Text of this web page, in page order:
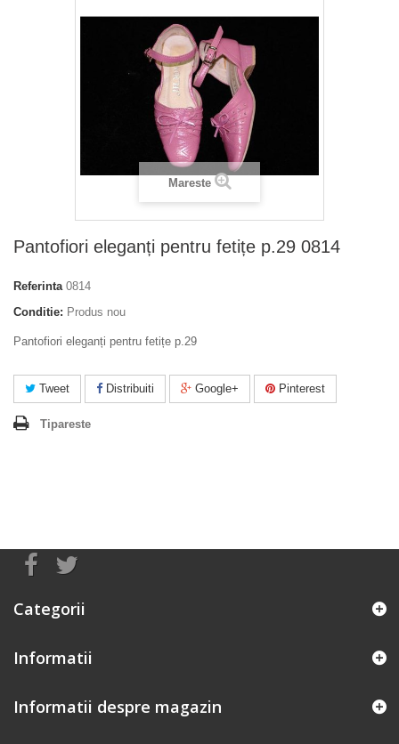
Mareste
Pantofiori eleganți pentru fetițe р.29 0814
Referinta 0814
Conditie: Produs nou
Pantofiori eleganți pentru fetițe р.29
Tweet Distribuiti Google+ Pinterest
Tipareste
Categorii
Informatii
Informatii despre magazin